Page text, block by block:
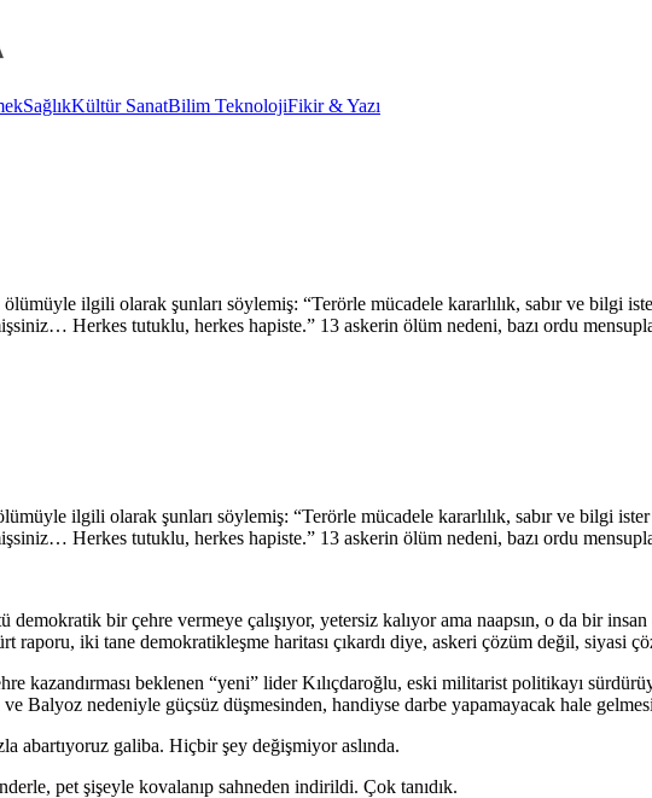
SağlıkKültür SanatBilim TeknolojiFikir & Yazı
ilgili olarak şunları söylemiş: “Terörle mücadele kararlılık, sabır ve bilgi
Herkes tutuklu, herkes hapiste.” 13 askerin ölüm nedeni, bazı ordu
ilgili olarak şunları söylemiş: “Terörle mücadele kararlılık, sabır ve bilgi
Herkes tutuklu, herkes hapiste.” 13 askerin ölüm nedeni, bazı ordu
bir çehre vermeye çalışıyor, yetersiz kalıyor ama naapsın, o da bir
raporu, iki tane demokratikleşme haritası çıkardı diye, askeri çözüm değil, siyasi
kazandırması beklenen “yeni” lider Kılıçdaroğlu, eski militarist politikayı
Balyoz nedeniyle güçsüz düşmesinden, handiyse darbe yapamayacak hale
abartıyoruz galiba. Hiçbir şey değişmiyor aslında.
pet şişeyle kovalanıp sahneden indirildi. Çok tanıdık.